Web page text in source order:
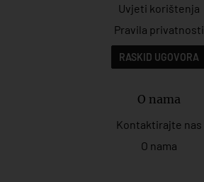
Uvjeti korištenja
Pravila privatnosti
RASKID UGOVORA
O nama
Kontaktirajte nas
O nama